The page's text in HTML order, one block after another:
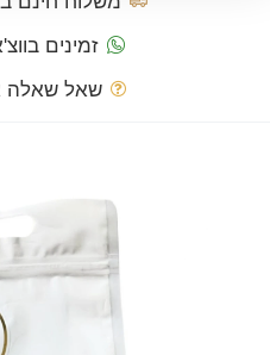
זמינים
שאל שאלה